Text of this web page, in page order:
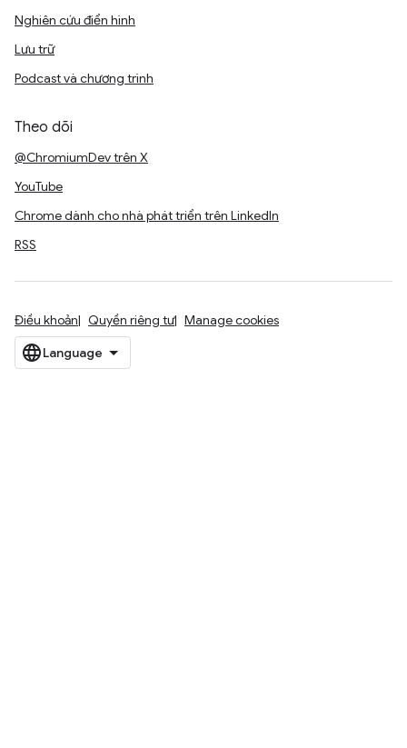
Nghiên cứu điển hình
Lưu trữ
Podcast và chương trình
Theo dõi
@ChromiumDev trên X
YouTube
Chrome dành cho nhà phát triển trên LinkedIn
RSS
Điều khoản Quyền riêng tư Manage cookies